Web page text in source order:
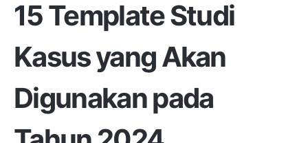
15 Template Studi
Kasus yang Akan
Digunakan pada